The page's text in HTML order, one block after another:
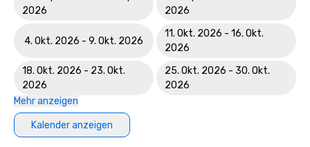
2026
2026
4. Okt. 2026 - 9. Okt. 2026
11. Okt. 2026 - 16. Okt.
2026
18. Okt. 2026 - 23. Okt.
2026
25. Okt. 2026 - 30. Okt.
2026
Mehr anzeigen
Kalender anzeigen